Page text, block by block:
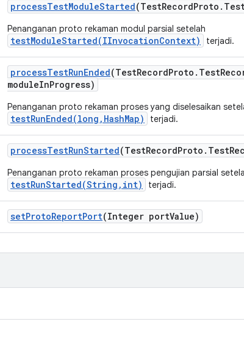
processTestModuleStarted(TestRecordProto .
Penanganan proto rekaman modul parsial setelah
testModuleStarted(IInvocationContext) terjadi.
processTestRunEnded(TestRecordProto . Test
moduleInProgress)
Penanganan proto rekaman proses yang diselesaikan
testRunEnded(long,HashMap) terjadi.
processTestRunStarted(TestRecordProto . Test
Penanganan proto rekaman proses pengujian parsial
testRunStarted(String,int) terjadi.
setProtoReportPort(Integer portValue)